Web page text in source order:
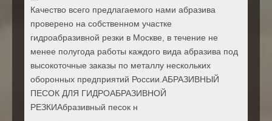
Качество всего предлагаемого нами абразива
проверено на собственном участке
гидроабразивной резки в Москве, в течение не
менее полугода работы каждого вида абразива под
высокоточные заказы по металлу нескольких
оборонных предприятий России.АБРАЗИВНЫЙ
ПЕСОК ДЛЯ ГИДРОАБРАЗИВНОЙ
РЕЗКИАбразивный песок н